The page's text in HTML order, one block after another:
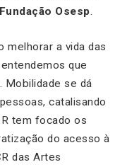
Osesp.
melhorar a vida das
que
Mobilidade se dá
catalisando
tem focado os
do acesso à
das Artes